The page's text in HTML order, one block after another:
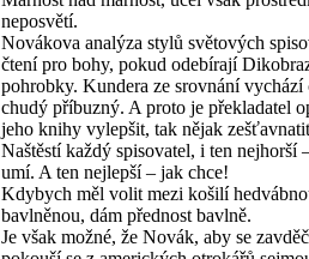
neposvětí.
Novákova analýza stylů světových
čtení pro bohy, pokud odebírají
pohrobky. Kundera ze srovnání vychází
chudý příbuzný. A proto je překladatel
jeho knihy vylepšit, tak nějak
Naštěstí každý spisovatel, i ten nejhorší
umí. A ten nejlepší – jak chce!
Kdybych měl volit mezi košilí
bavlněnou, dám přednost bavlně.
Je však možné, že Novák, aby se